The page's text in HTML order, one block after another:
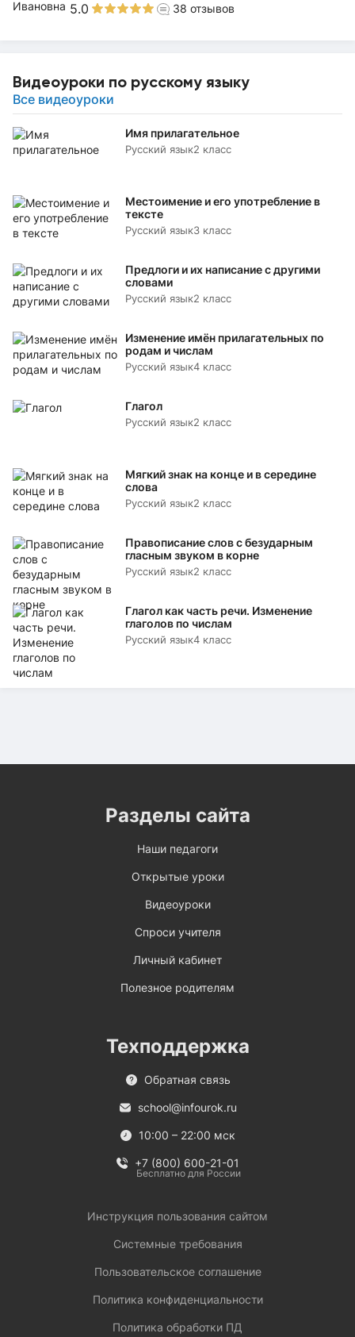
5.0 38 отзывов
Видеоуроки по русскому языку
Все видеоуроки
Имя прилагательное
Русский язык2 класс
Местоимение и его употребление в
тексте
Русский язык3 класс
Предлоги и их написание с другими
словами
Русский язык2 класс
Изменение имён прилагательных по
родам и числам
Русский язык4 класс
Глагол
Русский язык2 класс
Мягкий знак на конце и в середине
слова
Русский язык2 класс
Правописание слов с безударным
гласным звуком в корне
Русский язык2 класс
Глагол как часть речи. Изменение
глаголов по числам
Русский язык4 класс
Разделы сайта
Наши педагоги
Открытые уроки
Видеоуроки
Спроси учителя
Личный кабинет
Полезное родителям
Техподдержка
Обратная связь
school@infourok.ru
10:00 – 22:00 мск
+7 (800) 600-21-01
Бесплатно для России
Инструкция пользования сайтом
Системные требования
Пользовательское соглашение
Политика конфиденциальности
Политика обработки ПД